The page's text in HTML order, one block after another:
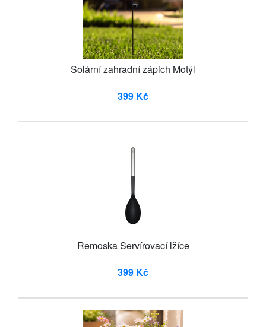
Solární zahradní zápich Motýl
399 Kč
Remoska Servírovací lžíce
399 Kč